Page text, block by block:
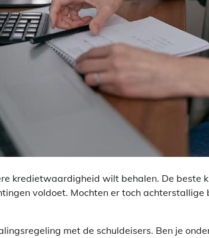
kredietwaardigheid wilt behalen. De beste
voldoet. Mochten er toch
met de schuldeisers. Ben je